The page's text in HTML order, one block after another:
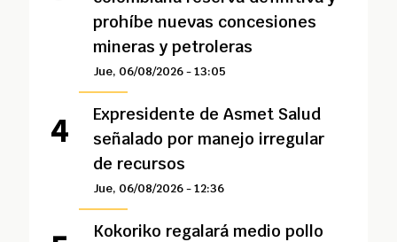
prohíbe nuevas concesiones
mineras y petroleras
Jue, 06/08/2026 - 13:05
Expresidente de Asmet Salud
señalado por manejo irregular
de recursos
Jue, 06/08/2026 - 12:36
Kokoriko regalará medio pollo